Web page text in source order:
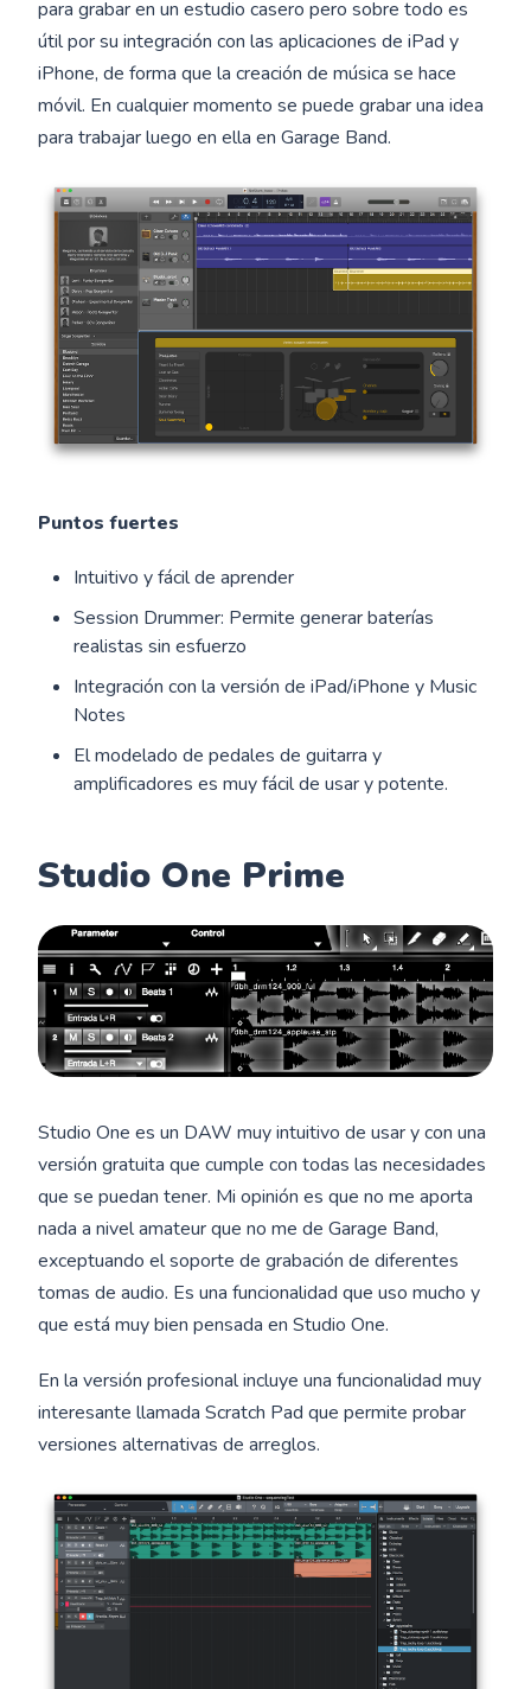
para grabar en un estudio casero pero sobre todo es
útil por su integración con las aplicaciones de iPad y
iPhone, de forma que la creación de música se hace
móvil. En cualquier momento se puede grabar una idea
para trabajar luego en ella en Garage Band.
Puntos fuertes
Intuitivo y fácil de aprender
Session Drummer: Permite generar baterías
realistas sin esfuerzo
Integración con la versión de iPad/iPhone y Music
Notes
El modelado de pedales de guitarra y
amplificadores es muy fácil de usar y potente.
Studio One Prime
Studio One es un DAW muy intuitivo de usar y con una
versión gratuita que cumple con todas las necesidades
que se puedan tener. Mi opinión es que no me aporta
nada a nivel amateur que no me de Garage Band,
exceptuando el soporte de grabación de diferentes
tomas de audio. Es una funcionalidad que uso mucho y
que está muy bien pensada en Studio One.
En la versión profesional incluye una funcionalidad muy
interesante llamada Scratch Pad que permite probar
versiones alternativas de arreglos.